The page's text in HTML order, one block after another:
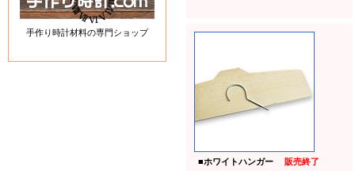
■ホワイトハンガー 販売終了
手作り時計材料の専門ショップ